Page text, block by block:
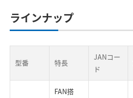
ラインナップ
型番 特長
JANコー
ド
FAN搭